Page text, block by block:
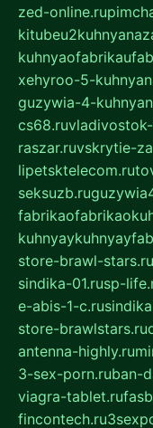
zed-online.ru
xehyroo-5-
guzywia-4-
cs68.ru
raszar.ruvskrytie-
lipetsktelecom.ru
seksuzb.ru
store-brawl-stars.ru
sindika-01.rusp-
e-abis-1-c.ru
store-brawlstars.ru
antenna-highly.ru
3-sex-porn.ruban-
viagra-tablet.ru
fincontech.ru